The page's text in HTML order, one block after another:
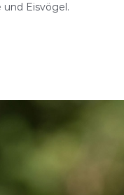
und Eisvögel.